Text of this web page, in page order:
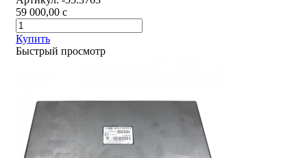
59 000,00 c
Купить
Быстрый просмотр